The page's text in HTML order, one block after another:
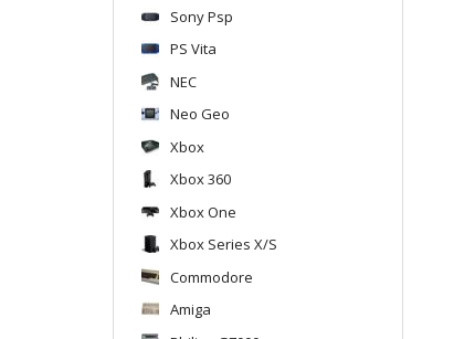
Sony Psp
PS Vita
NEC
Neo Geo
Xbox
Xbox 360
Xbox One
Xbox Series X/S
Commodore
Amiga